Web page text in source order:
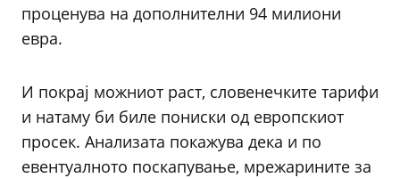
проценува на дополнителни 94 милиони
евра.
И покрај можниот раст, словенечките тарифи
и натаму би биле пониски од европскиот
просек. Анализата покажува дека и по
евентуалното поскапување, мрежарините за